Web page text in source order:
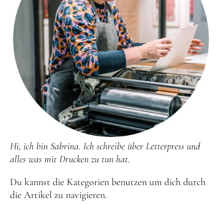
Hi, ich bin Sabrina. Ich schreibe über Letterpress und
alles was mit Drucken zu tun hat.
Du kannst die Kategorien benutzen um dich durch
die Artikel zu navigieren.